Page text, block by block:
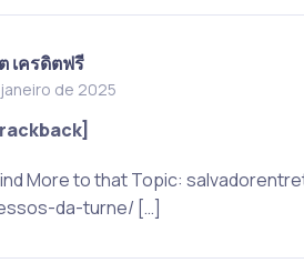
เครดิตฟรี
de 2025
More to that Topic:
da-turne/ […]